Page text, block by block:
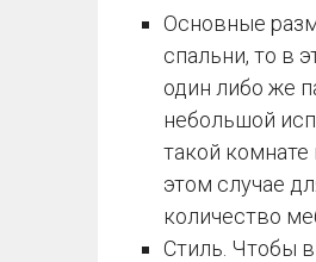
Основные
спальни, то в
один либо же
небольшой
такой
этом случае
количество
Стиль. Чтобы